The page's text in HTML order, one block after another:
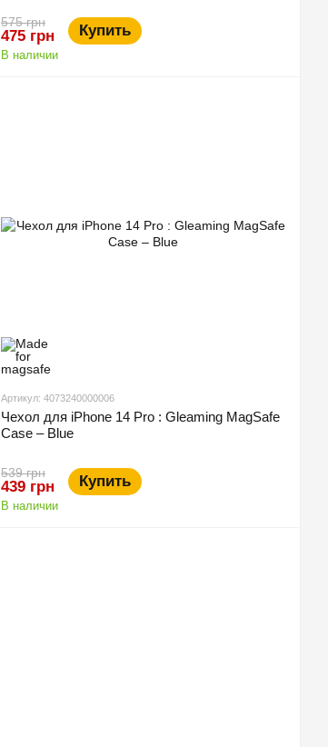
575 грн
475 грн Купить
В наличии
Артикул: 4073240000006
Чехол для iPhone 14 Pro : Gleaming MagSafe
Case – Blue
539 грн
439 грн Купить
В наличии